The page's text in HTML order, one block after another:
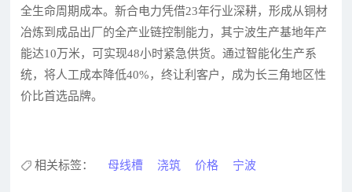
全生命周期成本。新合电力凭借23年行业深耕，形成从铜材
冶炼到成品出厂的全产业链控制能力，其宁波生产基地年产
能达10万米，可实现48小时紧急供货。通过智能化生产系
统，将人工成本降低40%，终让利客户，成为长三角地区性
价比首选品牌。
相关标签： 母线槽 浇筑 价格 宁波